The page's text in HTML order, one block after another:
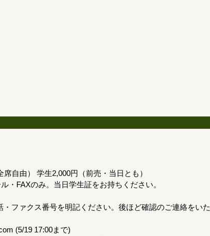
自由） 学生2,000円（前売・当日とも）
・FAXのみ。当日学生証をお持ちください。
・ファクス番号を明記ください。後ほど確認のご連絡をいた
(5/19 17:00まで)